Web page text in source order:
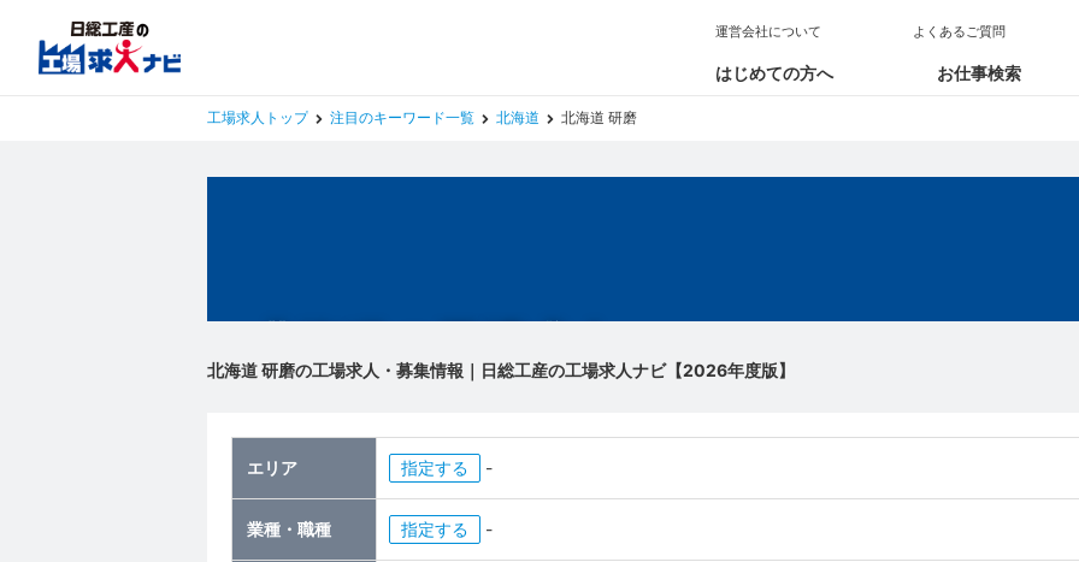
はじめての方へ お仕事検索
運営会社について よくあるご質問
工場求人トップ 注目のキーワード一覧 北海道 北海道 研磨
北海道 研磨の工場求人・募集情報｜日総工産の工場求人ナビ【2026年度版】
エリア 指定 -
業種・職種 指定 -